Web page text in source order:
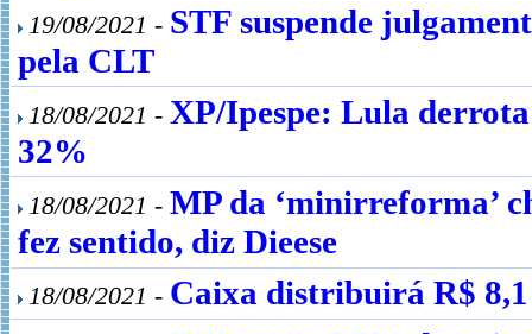
19/08/2021 - STF suspende
pela CLT
18/08/2021 - XP/Ipespe: Lula
32%
18/08/2021 - MP da ‘minirreforma’
fez sentido, diz Dieese
18/08/2021 - Caixa distribuirá R$ 8,1